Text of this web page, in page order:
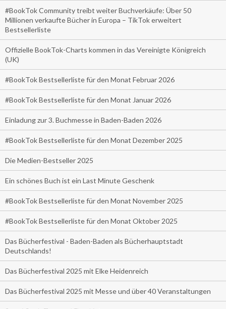
#BookTok Community treibt weiter Buchverkäufe: Über 50
Millionen verkaufte Bücher in Europa – TikTok erweitert
Bestsellerliste
Offizielle BookTok-Charts kommen in das Vereinigte Königreich
(UK)
#BookTok Bestsellerliste für den Monat Februar 2026
#BookTok Bestsellerliste für den Monat Januar 2026
Einladung zur 3. Buchmesse in Baden-Baden 2026
#BookTok Bestsellerliste für den Monat Dezember 2025
Die Medien-Bestseller 2025
Ein schönes Buch ist ein Last Minute Geschenk
#BookTok Bestsellerliste für den Monat November 2025
#BookTok Bestsellerliste für den Monat Oktober 2025
Das Bücherfestival - Baden-Baden als Bücherhauptstadt
Deutschlands!
Das Bücherfestival 2025 mit Elke Heidenreich
Das Bücherfestival 2025 mit Messe und über 40 Veranstaltungen